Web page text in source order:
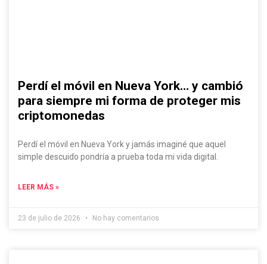
Perdí el móvil en Nueva York… y cambió
para siempre mi forma de proteger mis
criptomonedas
Perdí el móvil en Nueva York y jamás imaginé que aquel
simple descuido pondría a prueba toda mi vida digital.
LEER MÁS »
23 de julio de 2026 No hay comentarios